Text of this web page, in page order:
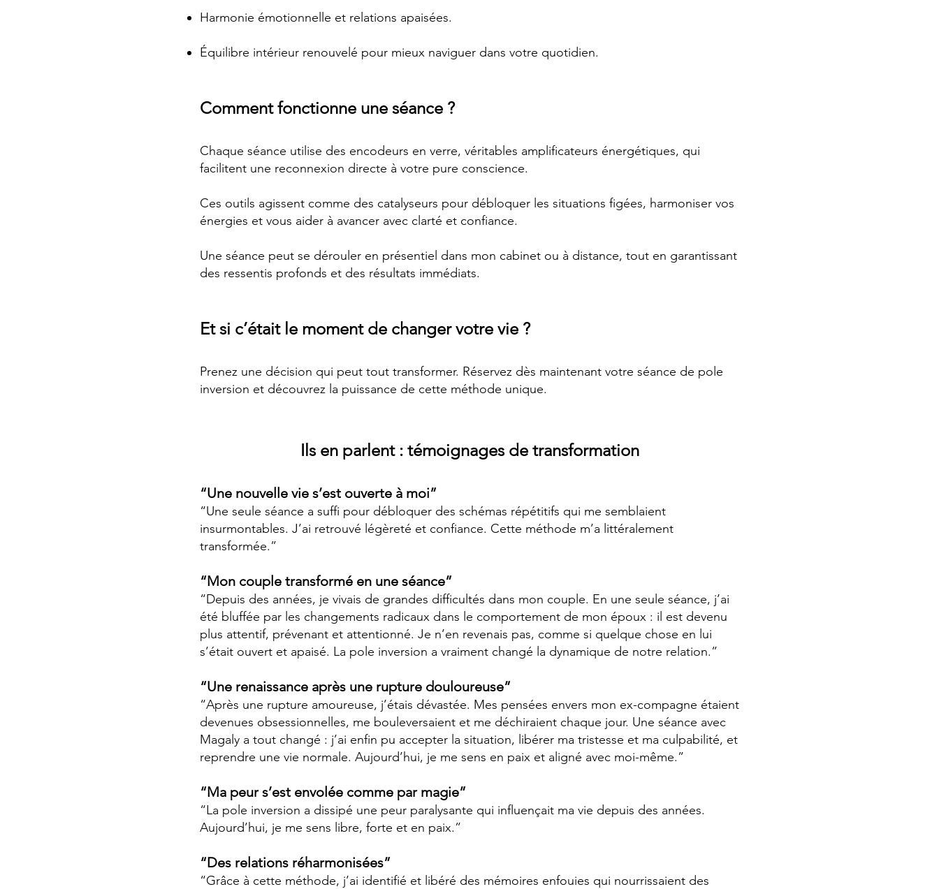
Harmonie émotionnelle et relations apaisées.
Équilibre intérieur renouvelé pour mieux naviguer dans votre quotidien.
Comment fonctionne une séance ?
Chaque séance utilise des encodeurs en verre, véritables amplificateurs énergétiques, qui
facilitent une reconnexion directe à votre pure conscience.
Ces outils agissent comme des catalyseurs pour débloquer les situations figées, harmoniser vos
énergies et vous aider à avancer avec clarté et confiance.
Une séance peut se dérouler en présentiel dans mon cabinet ou à distance, tout en garantissant
des ressentis profonds et des résultats immédiats.
Et si c’était le moment de changer votre vie ?
Prenez une décision qui peut tout transformer. Réservez dès maintenant votre séance de pole
inversion et découvrez la puissance de cette méthode unique.
Ils en parlent : témoignages de transformation
“Une nouvelle vie s’est ouverte à moi”
“Une seule séance a suffi pour débloquer des schémas répétitifs qui me semblaient
insurmontables. J’ai retrouvé légèreté et confiance. Cette méthode m’a littéralement
transformée.”
“Mon couple transformé en une séance”
“Depuis des années, je vivais de grandes difficultés dans mon couple. En une seule séance, j’ai
été bluffée par les changements radicaux dans le comportement de mon époux : il est devenu
plus attentif, prévenant et attentionné. Je n’en revenais pas, comme si quelque chose en lui
s’était ouvert et apaisé. La pole inversion a vraiment changé la dynamique de notre relation.”
“Une renaissance après une rupture douloureuse”
“Après une rupture amoureuse, j’étais dévastée. Mes pensées envers mon ex-compagne étaient
devenues obsessionnelles, me bouleversaient et me déchiraient chaque jour. Une séance avec
Magaly a tout changé : j’ai enfin pu accepter la situation, libérer ma tristesse et ma culpabilité, et
reprendre une vie normale. Aujourd’hui, je me sens en paix et aligné avec moi-même.”
“Ma peur s’est envolée comme par magie”
“La pole inversion a dissipé une peur paralysante qui influençait ma vie depuis des années.
Aujourd’hui, je me sens libre, forte et en paix.”
“Des relations réharmonisées”
“Grâce à cette méthode, j’ai identifié et libéré des mémoires enfouies qui nourrissaient des